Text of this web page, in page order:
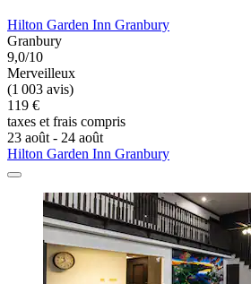
Hilton Garden Inn Granbury
Granbury
9,0/10
Merveilleux
(1 003 avis)
119 €
taxes et frais compris
23 août - 24 août
Hilton Garden Inn Granbury